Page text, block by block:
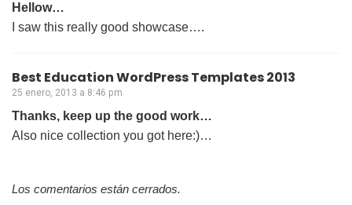
Hellow…
I saw this really good showcase….
Best Education WordPress Templates 2013
25 enero, 2013 a 8:46 pm
Thanks, keep up the good work…
Also nice collection you got here:)…
Los comentarios están cerrados.